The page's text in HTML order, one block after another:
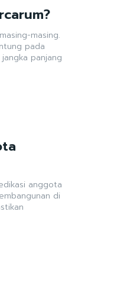
masing.
pada
panjang
anggota
di